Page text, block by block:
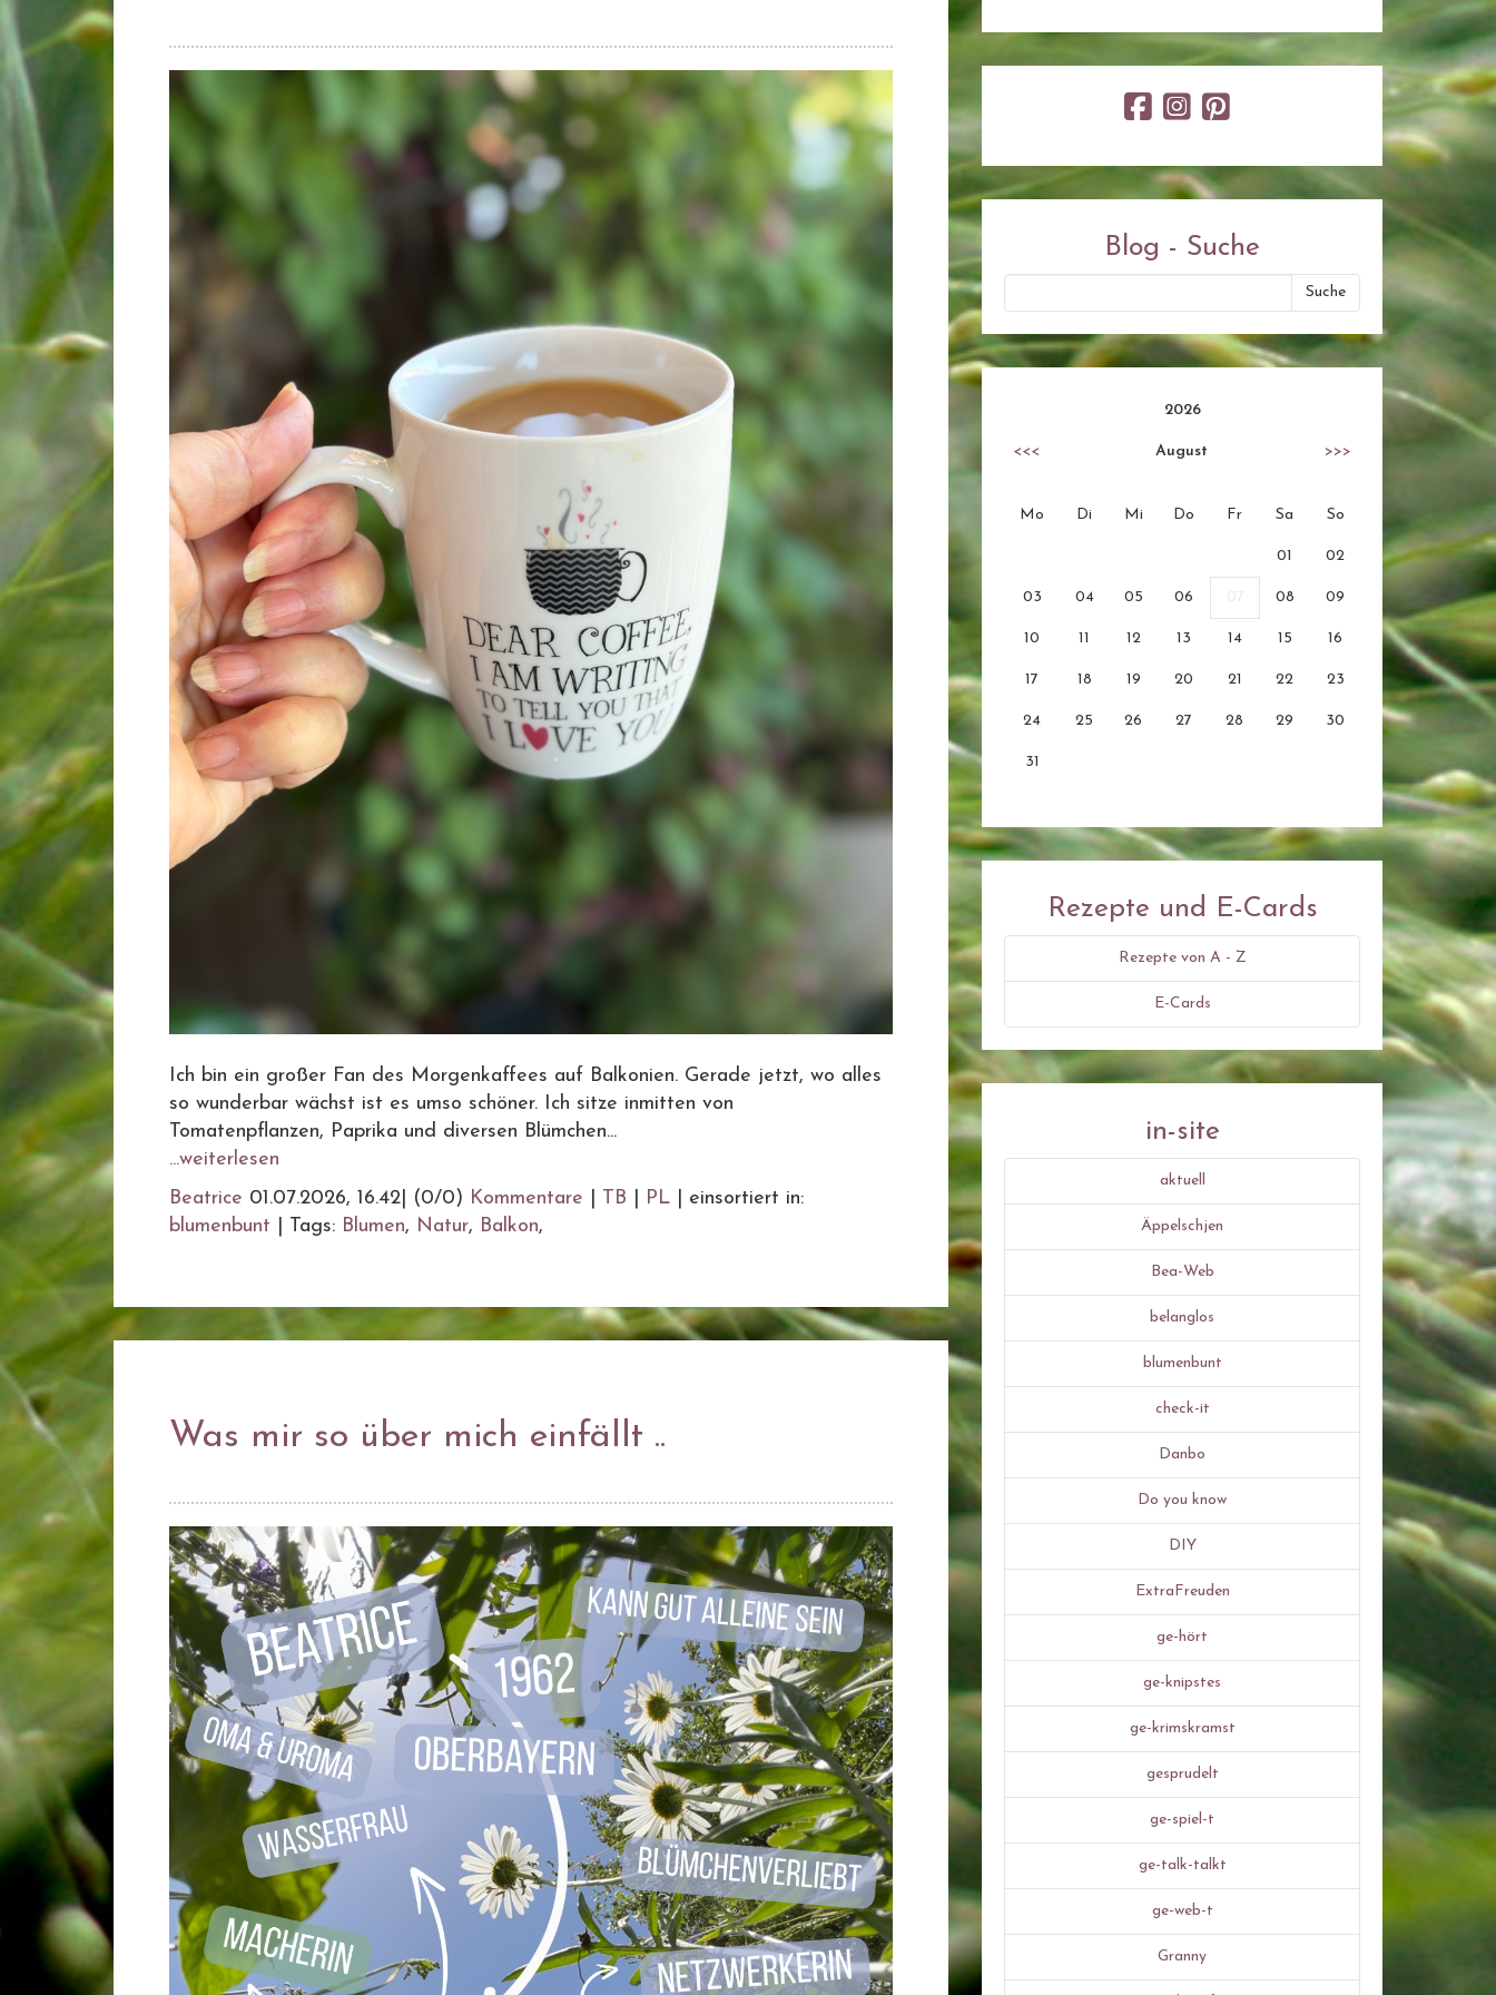
Ich bin ein großer Fan des Morgenkaffees auf Balkonien. Gerade jetzt, wo alles
so wunderbar wächst ist es umso schöner. Ich sitze inmitten von
Tomatenpflanzen, Paprika und diversen Blümchen...
...weiterlesen
Beatrice 01.07.2026, 16.42 (0/0) Kommentare TB PL
einsortiert in:
blumenbunt
Tags: Blumen, Natur, Balkon,
Was mir so über mich einfällt ..
Blog - Suche
2026
<<< August >>>
Mo Di Mi Do Fr Sa So
01 02
03 04 05 06 07 08 09
10 11 12 13 14 15 16
17 18 19 20 21 22 23
24 25 26 27 28 29 30
31
Rezepte und E-Cards
Rezepte von A - Z
E-Cards
in-site
aktuell
Äppelschjen
Bea-Web
belanglos
blumenbunt
check-it
Danbo
Do you know
DIY
ExtraFreuden
ge-hört
ge-knipstes
ge-krimskramst
gesprudelt
ge-spiel-t
ge-talk-talkt
ge-web-t
Granny